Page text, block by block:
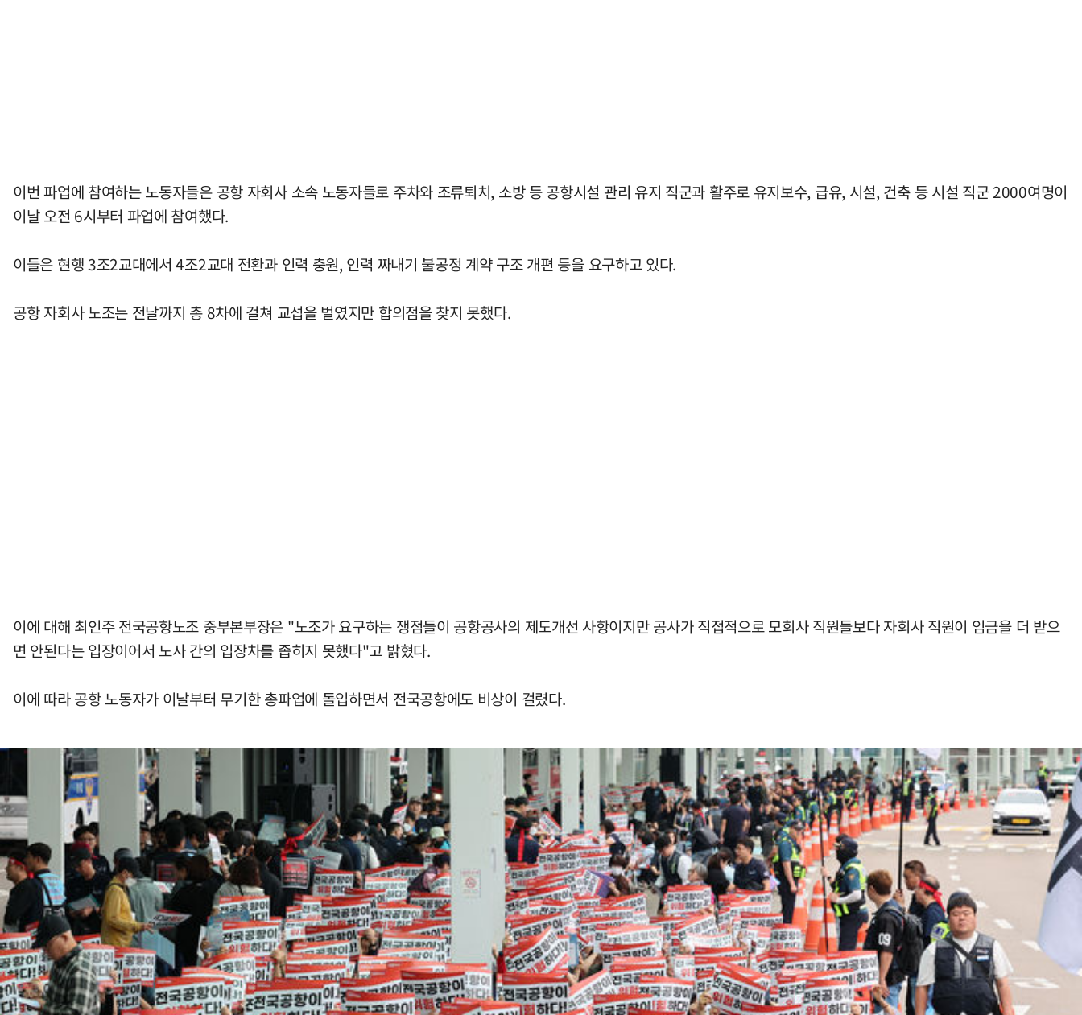
이번 파업에 참여하는 노동자들은 공항 자회사 소속 노동자들로 주차와 조류퇴치, 소방 등 공항시설 관리 유지 직군과 활주로 유지보수, 급유, 시설, 건축 등 시설 직군 2000여명이
이날 오전 6시부터 파업에 참여했다.
이들은 현행 3조2교대에서 4조2교대 전환과 인력 충원, 인력 짜내기 불공정 계약 구조 개편 등을 요구하고 있다.
공항 자회사 노조는 전날까지 총 8차에 걸쳐 교섭을 벌였지만 합의점을 찾지 못했다.
이에 대해 최인주 전국공항노조 중부본부장은 "노조가 요구하는 쟁점들이 공항공사의 제도개선 사항이지만 공사가 직접적으로 모회사 직원들보다 자회사 직원이 임금을 더 받으
면 안된다는 입장이어서 노사 간의 입장차를 좁히지 못했다"고 밝혔다.
이에 따라 공항 노동자가 이날부터 무기한 총파업에 돌입하면서 전국공항에도 비상이 걸렸다.